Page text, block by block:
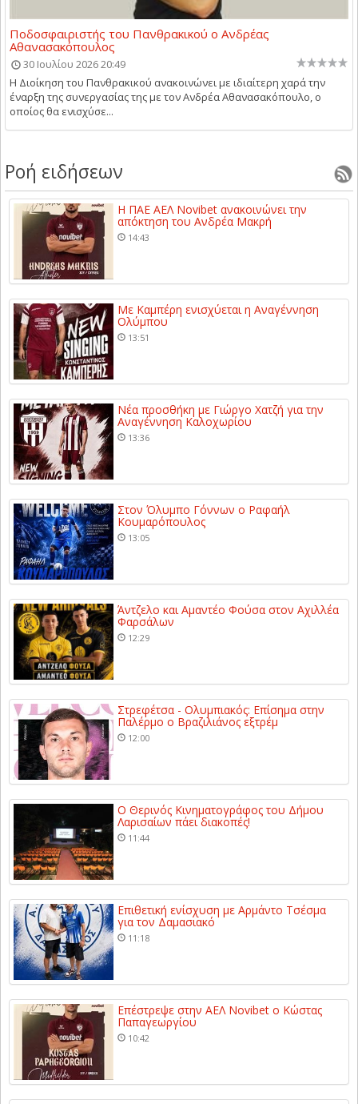
Ποδοσφαιριστής του Πανθρακικού ο Ανδρέας
Αθανασακόπουλος
30 Ιουλίου 2026 20:49
Η Διοίκηση του Πανθρακικού ανακοινώνει με ιδιαίτερη χαρά την
έναρξη της συνεργασίας της με τον Ανδρέα Αθανασακόπουλο, ο
οποίος θα ενισχύσε...
Ροή ειδήσεων
Η ΠΑΕ ΑΕΛ Novibet ανακοινώνει την
απόκτηση του Ανδρέα Μακρή
14:43
Με Καμπέρη ενισχύεται η Αναγέννηση
Ολύμπου
13:51
Νέα προσθήκη με Γιώργο Χατζή για την
Αναγέννηση Καλοχωρίου
13:36
Στον Όλυμπο Γόννων ο Ραφαήλ
Κουμαρόπουλος
13:05
Άντζελο και Αμαντέο Φούσα στον Αχιλλέα
Φαρσάλων
12:29
Στρεφέτσα - Ολυμπιακός: Επίσημα στην
Παλέρμο ο Βραζιλιάνος εξτρέμ
12:00
Ο Θερινός Κινηματογράφος του Δήμου
Λαρισαίων πάει διακοπές!
11:44
Επιθετική ενίσχυση με Αρμάντο Τσέσμα
για τον Δαμασιακό
11:18
Επέστρεψε στην ΑΕΛ Novibet ο Κώστας
Παπαγεωργίου
10:42